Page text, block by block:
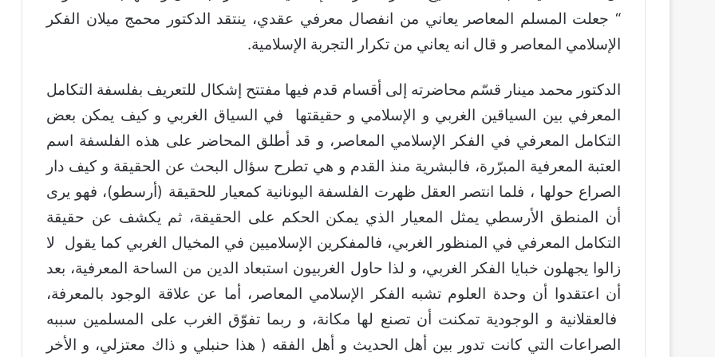
“ جعلت المسلم المعاصر يعاني من انفصال معرفي عقدي، ينتقد الدكتور محمج ميلان الفكر
الإسلامي المعاصر و قال انه يعاني من تكرار التجربة الإسلامية.
الدكتور محمد مينار قسّم محاضرته إلى أقسام قدم فيها مفتتح إشكال للتعريف بفلسفة التكامل
المعرفي بين السياقين الغربي و الإسلامي و حقيقتها في السياق الغربي و كيف يمكن بعض
التكامل المعرفي في الفكر الإسلامي المعاصر، و قد أطلق المحاضر على هذه الفلسفة اسم
العتبة المعرفية المبرّرة، فالبشرية منذ القدم و هي تطرح سؤال البحث عن الحقيقة و كيف دار
الصراع حولها ، فلما انتصر العقل ظهرت الفلسفة اليونانية كمعيار للحقيقة (أرسطو)، فهو يرى
أن المنطق الأرسطي يمثل المعيار الذي يمكن الحكم على الحقيقة، ثم يكشف عن حقيقة
التكامل المعرفي في المنظور الغربي، فالمفكرين الإسلاميين في المخيال الغربي كما يقول لا
زالوا يجهلون خبايا الفكر الغربي، و لذا حاول الغربيون استبعاد الدين من الساحة المعرفية، بعد
أن اعتقدوا أن وحدة العلوم تشبه الفكر الإسلامي المعاصر، أما عن علاقة الوجود بالمعرفة،
فالعقلانية و الوجودية تمكنت أن تصنع لها مكانة، و ربما تفوّق الغرب على المسلمين سببه
الصراعات التي كانت تدور بين أهل الحديث و أهل الفقه ( هذا حنبلي و ذاك معتزلي، و الأخر